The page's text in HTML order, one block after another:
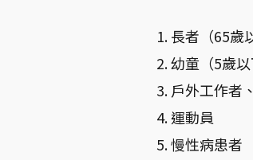
長者（65歲
幼童（5歲以
戶外工作者
運動員
慢性病患者